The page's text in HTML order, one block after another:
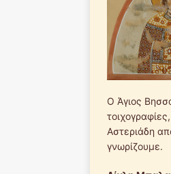
Ο Άγιος
Αστεριάδη
γνωρίζουμε.